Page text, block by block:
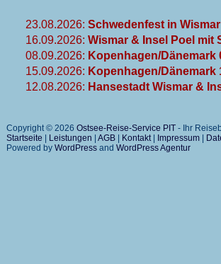
23.08.2026: Schwedenfest in Wismar
16.09.2026: Wismar & Insel Poel mit
08.09.2026: Kopenhagen/Dänemark
15.09.2026: Kopenhagen/Dänemark
12.08.2026: Hansestadt Wismar &
Copyright © 2026 Ostsee-Reise-Service PIT - Ihr
Startseite
Leistungen AGB Kontakt| Impressum
Powered by WordPress and WordPress Agentur